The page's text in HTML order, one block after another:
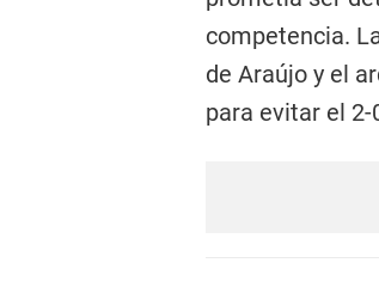
competencia.
de Araújo y el
para evitar el